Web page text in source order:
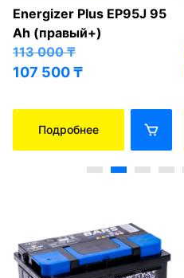
Energizer Plus EP95J 95
Ah (правый+)
113 000₸
107 500₸
Подробнее